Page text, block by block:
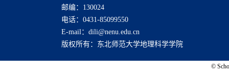
邮编：130024
电话：0431-85099550
E-mail：dili@nenu.edu.cn
版权所有：东北师范大学地理科学学院
©